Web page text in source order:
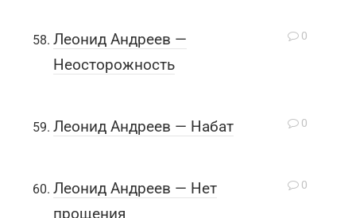
0
Леонид Андреев —
Неосторожность
0
Леонид Андреев — Набат
0
Леонид Андреев — Нет
прощения